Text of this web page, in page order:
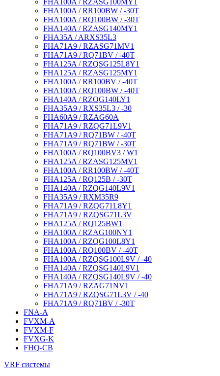
FHA100A / RZASG100MY1
FHA100A / RR100BW / -30T
FHA100A / RQ100BW / -30T
FHA140A / RZASG140MY1
FHA35A / ARXS35L3
FHA71A9 / RZASG71MV1
FHA71A9 / RQ71BV / -40T
FHA125A / RZQSG125L8Y1
FHA125A / RZASG125MY1
FHA100A / RR100BV / -40T
FHA100A / RQ100BW / -40T
FHA140A / RZQG140LY1
FHA35A9 / RXS35L3 / -30
FHA60A9 / RZAG60A
FHA71A9 / RZQG71L9V1
FHA71A9 / RQ71BW / -40T
FHA71A9 / RQ71BW / -30T
FHA100A / RQ100BV3 / W1
FHA125A / RZASG125MV1
FHA100A / RR100BW / -40T
FHA125A / RQ125B / -30T
FHA140A / RZQG140L9V1
FHA35A9 / RXM35R9
FHA71A9 / RZQG71L8Y1
FHA71A9 / RZQSG71L3V
FHA125A / RQ125BW1
FHA100A / RZAG100NY1
FHA100A / RZQG100L8Y1
FHA100A / RQ100BV / -40T
FHA100A / RZQSG100L9V / -40
FHA140A / RZQSG140L9V1
FHA140A / RZQSG140L9V / -40
FHA71A9 / RZAG71NV1
FHA71A9 / RZQSG71L3V / -40
FHA71A9 / RQ71BV / -30T
FNA-A
FVXM-A
FVXM-F
FVXG-K
FHQ-CB
VRF системы